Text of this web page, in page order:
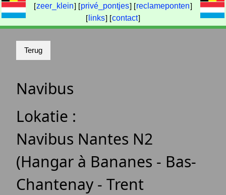
[zeer_klein] [privé_pontjes] [reclameponten]
[ links] [contact]
Navibus
Lokatie :
Navibus Nantes N2
(Hangar à Bananes - Bas-
Chantenay - Trent